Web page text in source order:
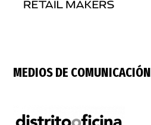
MEDIOS DE COMUNICACIÓN